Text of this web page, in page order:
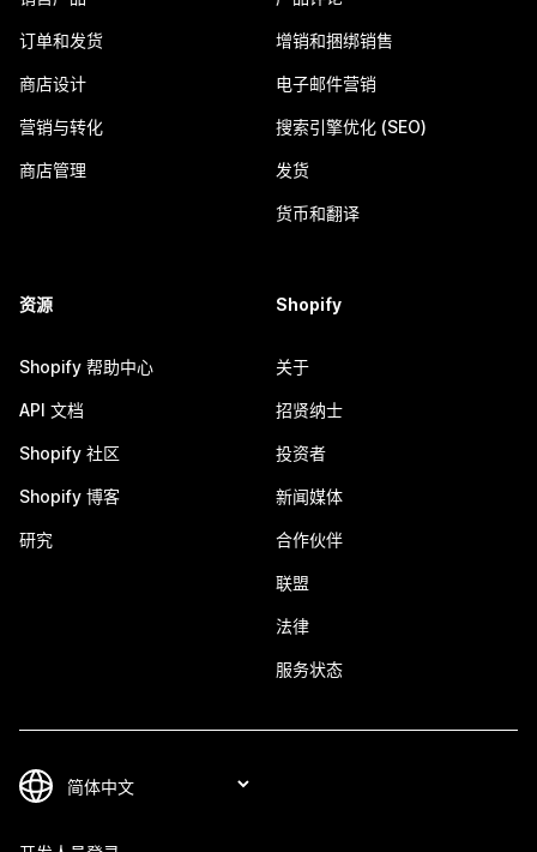
订单和发货
商店设计
营销与转化
商店管理
增销和捆绑销售
电子邮件营销
搜索引擎优化 (SEO)
发货
货币和翻译
资源
Shopify 帮助中心
API 文档
Shopify 社区
Shopify 博客
研究
Shopify
关于
招贤纳士
投资者
新闻媒体
合作伙伴
联盟
法律
服务状态